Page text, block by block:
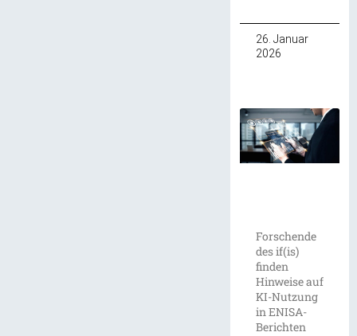
26. Januar
2026
Forschende
des if(is)
finden
Hinweise auf
KI-Nutzung
in ENISA-
Berichten